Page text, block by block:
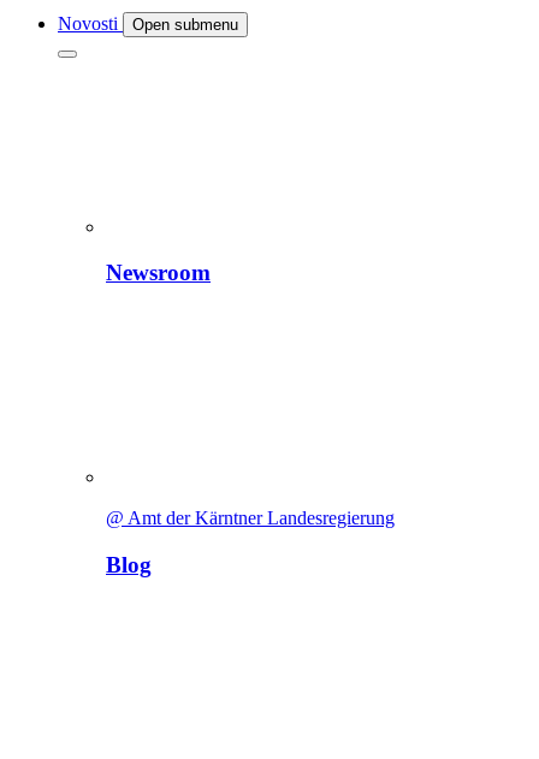
Novosti Open submenu
Newsroom
@ Amt der Kärntner Landesregierung
Blog